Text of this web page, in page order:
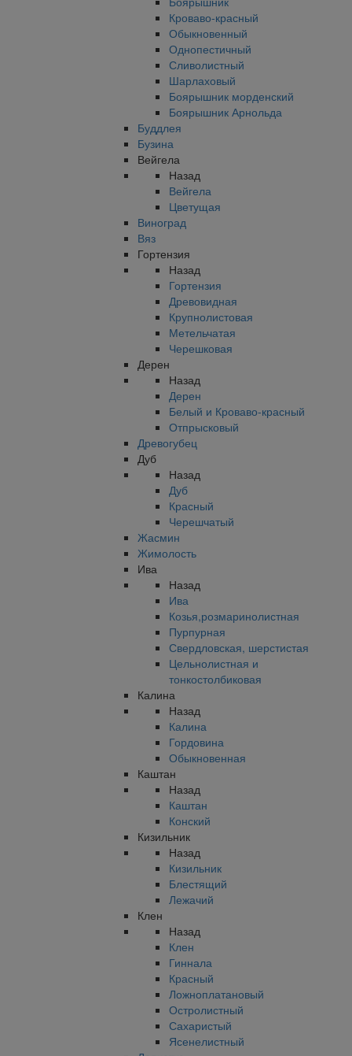
Кроваво-красный
Обыкновенный
Однопестичный
Сливолистный
Шарлаховый
Боярышник морденский
Боярышник Арнольда
Буддлея
Бузина
Вейгела
Назад
Вейгела
Цветущая
Виноград
Вяз
Гортензия
Назад
Гортензия
Древовидная
Крупнолистовая
Метельчатая
Черешковая
Дерен
Назад
Дерен
Белый и Кроваво-красный
Отпрысковый
Древогубец
Дуб
Назад
Дуб
Красный
Черешчатый
Жасмин
Жимолость
Ива
Назад
Ива
Козья,розмаринолистная
Пурпурная
Свердловская, шерстистая
Цельнолистная и
тонкостолбиковая
Калина
Назад
Калина
Гордовина
Обыкновенная
Каштан
Назад
Каштан
Конский
Кизильник
Назад
Кизильник
Блестящий
Лежачий
Клен
Назад
Клен
Гиннала
Красный
Ложноплатановый
Остролистный
Сахаристый
Ясенелистный